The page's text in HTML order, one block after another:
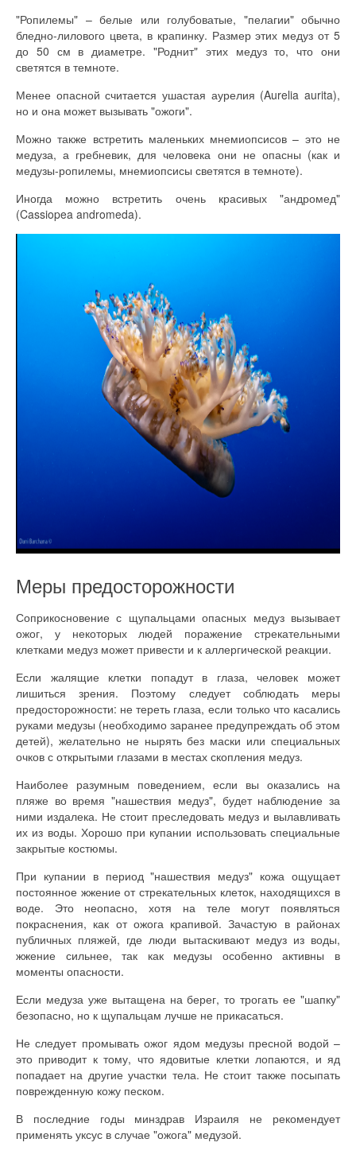
"Ропилемы" – белые или голубоватые, "пелагии" обычно
бледно-лилового цвета, в крапинку. Размер этих медуз от 5
до 50 см в диаметре. "Роднит" этих медуз то, что они
светятся в темноте.
Менее опасной считается ушастая аурелия (Aurelia aurita),
но и она может вызывать "ожоги".
Можно также встретить маленьких мнемиопсисов – это не
медуза, а гребневик, для человека они не опасны (как и
медузы-ропилемы, мнемиопсисы светятся в темноте).
Иногда можно встретить очень красивых "андромед"
(Cassiopea andromeda).
Меры предосторожности
Соприкосновение с щупальцами опасных медуз вызывает
ожог, у некоторых людей поражение стрекательными
клетками медуз может привести и к аллергической реакции.
Если жалящие клетки попадут в глаза, человек может
лишиться зрения. Поэтому следует соблюдать меры
предосторожности: не тереть глаза, если только что касались
руками медузы (необходимо заранее предупреждать об этом
детей), желательно не нырять без маски или специальных
очков с открытыми глазами в местах скопления медуз.
Наиболее разумным поведением, если вы оказались на
пляже во время "нашествия медуз", будет наблюдение за
ними издалека. Не стоит преследовать медуз и вылавливать
их из воды. Хорошо при купании использовать специальные
закрытые костюмы.
При купании в период "нашествия медуз" кожа ощущает
постоянное жжение от стрекательных клеток, находящихся в
воде. Это неопасно, хотя на теле могут появляться
покраснения, как от ожога крапивой. Зачастую в районах
публичных пляжей, где люди вытаскивают медуз из воды,
жжение сильнее, так как медузы особенно активны в
моменты опасности.
Если медуза уже вытащена на берег, то трогать ее "шапку"
безопасно, но к щупальцам лучше не прикасаться.
Не следует промывать ожог ядом медузы пресной водой –
это приводит к тому, что ядовитые клетки лопаются, и яд
попадает на другие участки тела. Не стоит также посыпать
поврежденную кожу песком.
В последние годы минздрав Израиля не рекомендует
применять уксус в случае "ожога" медузой.